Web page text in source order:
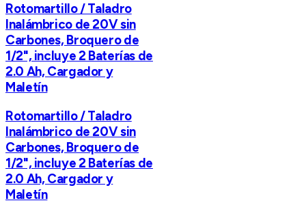
Rotomartillo / Taladro
Inalámbrico de 20V sin
Carbones, Broquero de
1/2", incluye 2 Baterías de
2.0 Ah, Cargador y
Maletín
Rotomartillo / Taladro
Inalámbrico de 20V sin
Carbones, Broquero de
1/2", incluye 2 Baterías de
2.0 Ah, Cargador y
Maletín